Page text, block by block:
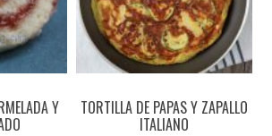
Y TORTILLA DE PAPAS Y ZAPALLO
ITALIANO